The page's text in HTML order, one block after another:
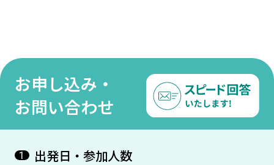
お申し込み・
お問い合わせ
1 出発日・参加人数